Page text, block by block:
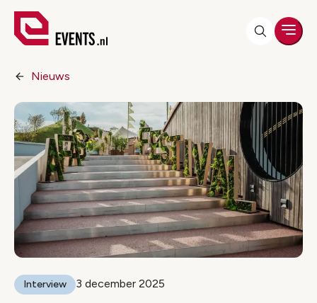
Nieuws
Interview 3 december 2025